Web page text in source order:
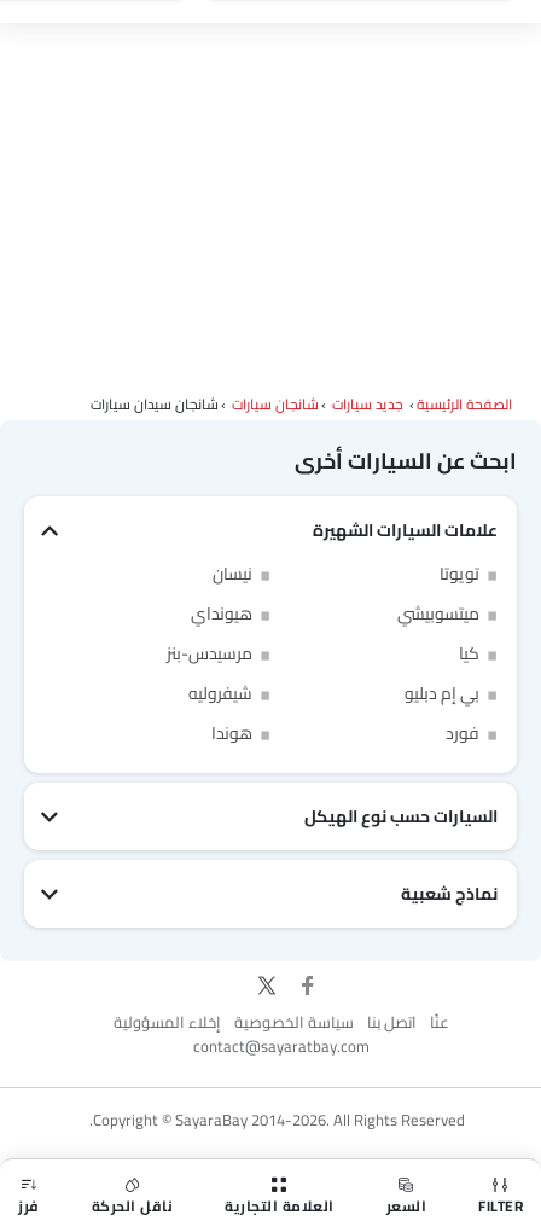
FILTER السعر العلامة التجارية ناقل الحركة فرز
الصفحة الرئيسية جديد سيارات شانجان سيارات شانجان سيدان سيارات
ابحث عن السيارات أخرى
علامات السيارات الشهيرة
تويوتا
نيسان
ميتسوبيشي
هيونداي
كيا
مرسيدس-بنز
بي إم دبليو
شيفروليه
فورد
هوندا
السيارات حسب نوع الهيكل
نماذج شعبية
عنّا اتصل بنا سياسة الخصوصية إخلاء المسؤولية
contact@sayaratbay.com
Copyright © SayaraBay 2014-2026. All Rights Reserved.
المعلومات الشخصية
for Better Experience & Regular updates
I have read and agree to theشروط الاستخدامand سياسة
Link Your Google Account
Link Your Facebook Account